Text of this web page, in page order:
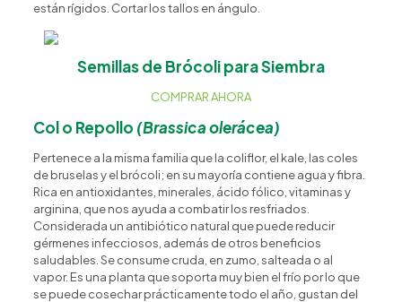
están rígidos. Cortar los tallos en ángulo.
Semillas de Brócoli para Siembra
COMPRAR AHORA
Col o Repollo (Brassica olerácea)
Pertenece a la misma familia que la coliflor, el kale, las coles
de bruselas y el brócoli; en su mayoría contiene agua y fibra.
Rica en antioxidantes, minerales, ácido fólico, vitaminas y
arginina, que nos ayuda a combatir los resfriados.
Considerada un antibiótico natural que puede reducir
gérmenes infecciosos, además de otros beneficios
saludables. Se consume cruda, en zumo, salteada o al
vapor. Es una planta que soporta muy bien el frío por lo que
se puede cosechar prácticamente todo el año, gustan del